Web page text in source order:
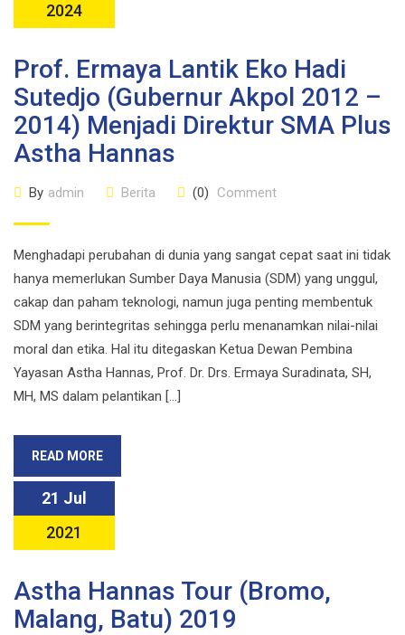
2024
Prof. Ermaya Lantik Eko Hadi
Sutedjo (Gubernur Akpol 2012 –
2014) Menjadi Direktur SMA Plus
Astha Hannas
By admin Berita (0) Comment
Menghadapi perubahan di dunia yang sangat cepat saat ini tidak
hanya memerlukan Sumber Daya Manusia (SDM) yang unggul,
cakap dan paham teknologi, namun juga penting membentuk
SDM yang berintegritas sehingga perlu menanamkan nilai-nilai
moral dan etika. Hal itu ditegaskan Ketua Dewan Pembina
Yayasan Astha Hannas, Prof. Dr. Drs. Ermaya Suradinata, SH,
MH, MS dalam pelantikan […]
READ MORE
21 Jul
2021
Astha Hannas Tour (Bromo,
Malang, Batu) 2019